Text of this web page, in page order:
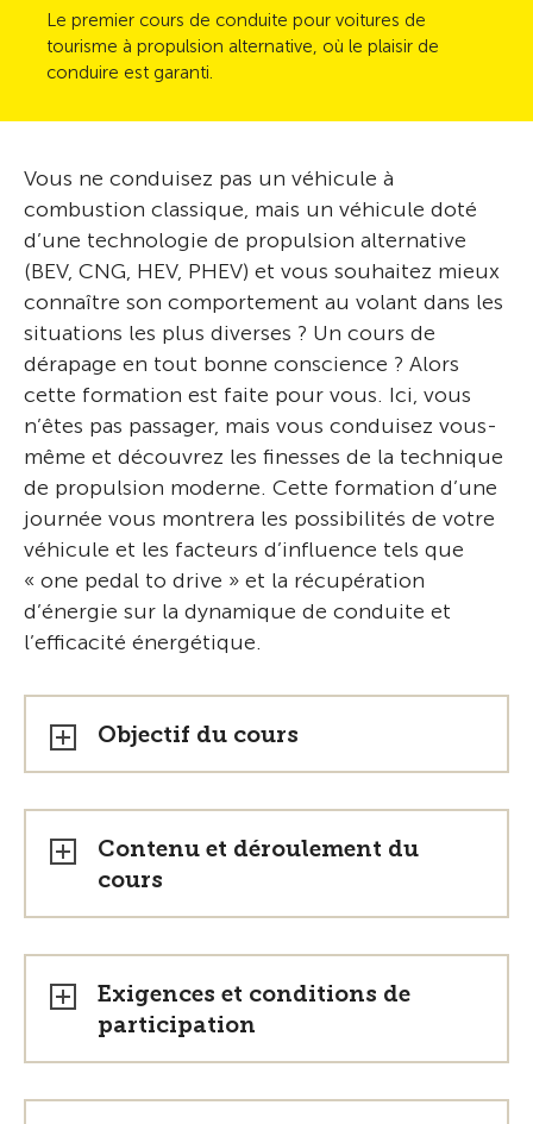
Le premier cours de conduite pour voitures de
tourisme à propulsion alternative, où le plaisir de
conduire est garanti.
Vous ne conduisez pas un véhicule à
combustion classique, mais un véhicule doté
d’une technologie de propulsion alternative
(BEV, CNG, HEV, PHEV) et vous souhaitez mieux
connaître son comportement au volant dans les
situations les plus diverses ? Un cours de
dérapage en tout bonne conscience ? Alors
cette formation est faite pour vous. Ici, vous
n’êtes pas passager, mais vous conduisez vous-
même et découvrez les finesses de la technique
de propulsion moderne. Cette formation d’une
journée vous montrera les possibilités de votre
véhicule et les facteurs d’influence tels que
« one pedal to drive » et la récupération
d’énergie sur la dynamique de conduite et
l’efficacité énergétique.
Objectif du cours
Contenu et déroulement du
cours
Exigences et conditions de
participation